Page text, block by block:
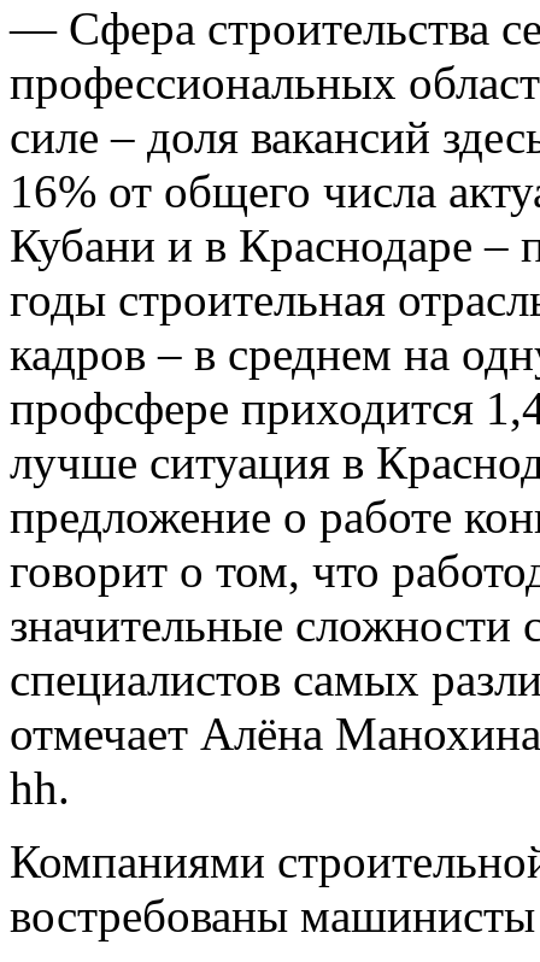
— Сфера строительства
профессиональных
силе – доля вакансий
16% от общего числа
Кубани и в Краснодаре –
годы строительная
кадров – в среднем на
профсфере приходится
лучше ситуация в
предложение о работе
говорит о том, что
значительные
специалистов самых
отмечает Алёна
hh.
Компаниями
востребованы машинисты